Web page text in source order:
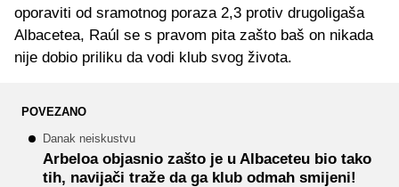
oporaviti od sramotnog poraza 2,3 protiv drugoligaša
Albacetea, Raúl se s pravom pita zašto baš on nikada
nije dobio priliku da vodi klub svog života.
POVEZANO
Danak neiskustvu
Arbeloa objasnio zašto je u Albaceteu bio tako
tih, navijači traže da ga klub odmah smijeni!